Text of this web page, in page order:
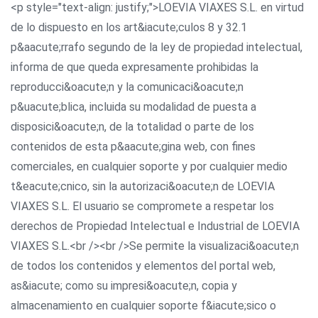
<p style="text-align: justify;">LOEVIA VIAXES S.L. en virtud
de lo dispuesto en los art&iacute;culos 8 y 32.1
p&aacute;rrafo segundo de la ley de propiedad intelectual,
informa de que queda expresamente prohibidas la
reproducci&oacute;n y la comunicaci&oacute;n
p&uacute;blica, incluida su modalidad de puesta a
disposici&oacute;n, de la totalidad o parte de los
contenidos de esta p&aacute;gina web, con fines
comerciales, en cualquier soporte y por cualquier medio
t&eacute;cnico, sin la autorizaci&oacute;n de LOEVIA
VIAXES S.L. El usuario se compromete a respetar los
derechos de Propiedad Intelectual e Industrial de LOEVIA
VIAXES S.L.<br /><br />Se permite la visualizaci&oacute;n
de todos los contenidos y elementos del portal web,
as&iacute; como su impresi&oacute;n, copia y
almacenamiento en cualquier soporte f&iacute;sico o